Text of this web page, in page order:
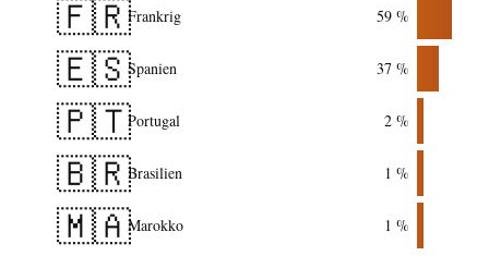
🇫🇷Frankrig 59 %
🇪🇸Spanien 37 %
🇵🇹Portugal 2 %
🇧🇷Brasilien 1 %
🇲🇦Marokko 1 %